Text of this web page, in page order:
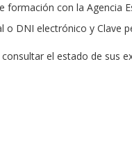
con la Agencia
o DNI electrónico y
el estado de sus